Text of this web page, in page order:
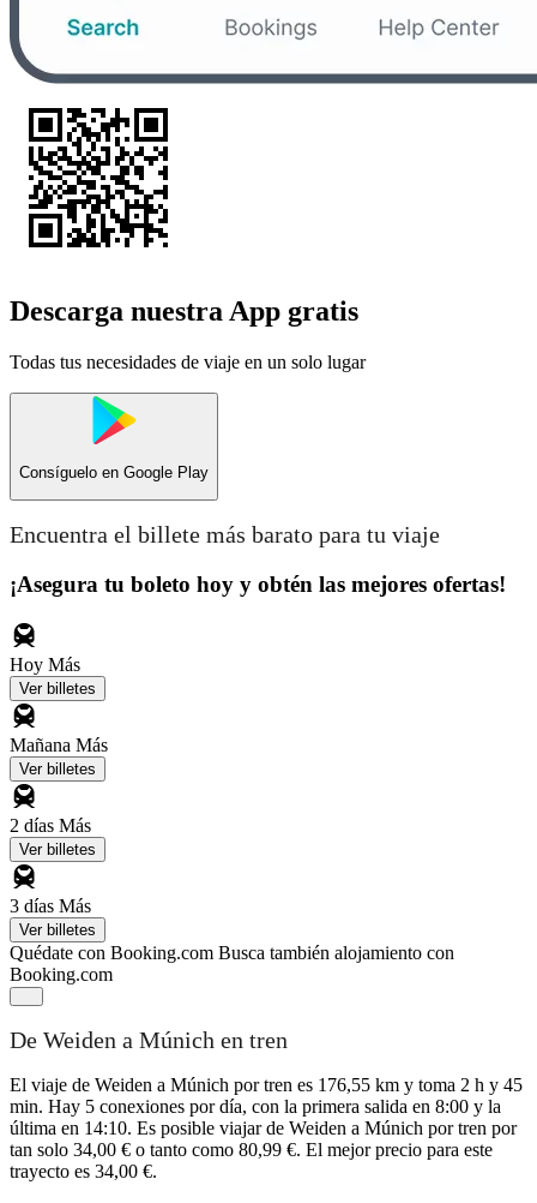
Descarga nuestra App gratis
Todas tus necesidades de viaje en un solo lugar
Consíguelo en Google Play
Encuentra el billete más barato para tu viaje
¡Asegura tu boleto hoy y obtén las mejores ofertas!
Hoy Más
Ver billetes
Mañana Más
Ver billetes
2 días Más
Ver billetes
3 días Más
Ver billetes
Quédate con Booking.com Busca también alojamiento con
Booking.com
De Weiden a Múnich en tren
El viaje de Weiden a Múnich por tren es 176,55 km y toma 2 h y 45
min. Hay 5 conexiones por día, con la primera salida en 8:00 y la
última en 14:10. Es posible viajar de Weiden a Múnich por tren por
tan solo 34,00 € o tanto como 80,99 €. El mejor precio para este
trayecto es 34,00 €.